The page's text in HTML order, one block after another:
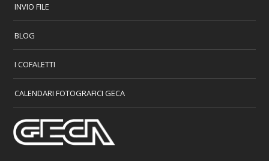
INVIO FILE
BLOG
I COFALETTI
CALENDARI FOTOGRAFICI GECA